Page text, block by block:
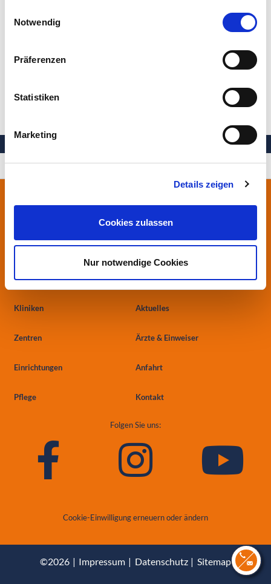
Notwendig
Präferenzen
Statistiken
Marketing
Details zeigen
Cookies zulassen
Nur notwendige Cookies
Letztes Aktualisierungsdatum: 03.07.2017
Ihre Gesundheit in besten Händen
Stiftung Herzogin Elisabeth Hospital
Kliniken Aktuelles
Zentren Ärzte & Einweiser
Einrichtungen Anfahrt
Pflege Kontakt
Folgen Sie uns:
Cookie-Einwilligung erneuern oder ändern
©2026 Impressum Datenschutz Sitemap